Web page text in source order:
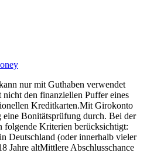
nur mit Guthaben verwendet
nicht den finanziellen Puffer eines
Kreditkarten.Mit Girokonto
Bonitätsprüfung durch. Bei der
folgende Kriterien berücksichtigt:
Deutschland (oder innerhalb vieler
Jahre altMittlere Abschlusschance